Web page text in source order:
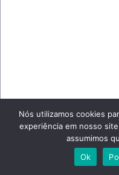
Nós utilizamos cookies
experiência em nosso
assumimos
Ok